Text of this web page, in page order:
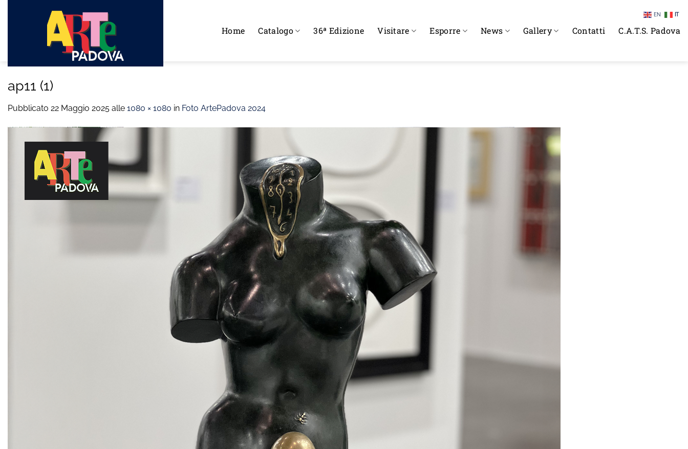
Home Catalogo 36ª Edizione Visitare Esporre News Gallery Contatti C.A.T.S. Padova
ap11 (1)
Pubblicato 22 Maggio 2025 alle 1080 × 1080 in Foto ArtePadova 2024
EN IT